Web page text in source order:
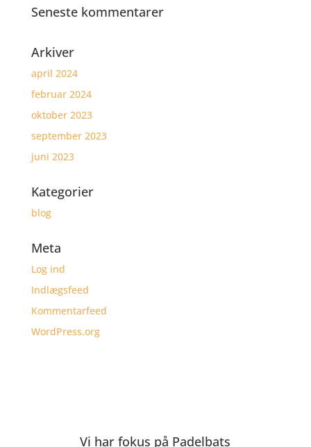
Seneste kommentarer
Arkiver
april 2024
februar 2024
oktober 2023
september 2023
juni 2023
Kategorier
blog
Meta
Log ind
Indlægsfeed
Kommentarfeed
WordPress.org
Vi har fokus på Padelbats